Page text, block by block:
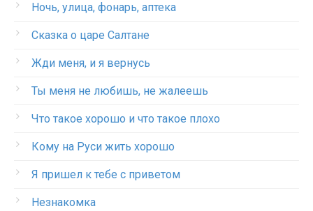
Ночь, улица, фонарь, аптека
Сказка о царе Салтане
Жди меня, и я вернусь
Ты меня не любишь, не жалеешь
Что такое хорошо и что такое плохо
Кому на Руси жить хорошо
Я пришел к тебе с приветом
Незнакомка